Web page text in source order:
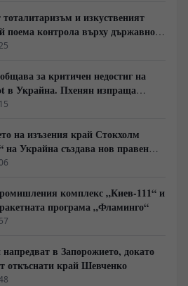
и изкуственият
поема контрола върху държавното
за критичен недостиг на
в Украйна. Пхенян изпраща
в замяна на военни технологии
на изъзения край Стокхолм
на Украйна създава нов правен
комплекс „Киев-111“ и
програма „Фламинго“
в Запорожието, докато
откъснати край Шевченко